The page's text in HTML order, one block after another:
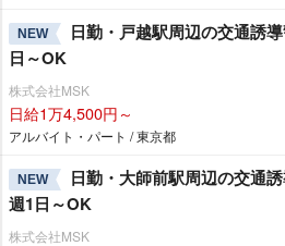
NEW
日勤・戸越駅周辺の交通誘
日～OK
株式会社MSK
日給1万4,500円～
アルバイト・パート / 東京都
NEW
日勤・大師前駅周辺の交通
週1日～OK
株式会社MSK